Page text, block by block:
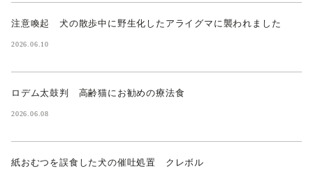
注意喚起 犬の散歩中に野生化したアライグマに襲われました
2026.06.10
ロデム太鼓判 高齢猫にお勧めの療法食
2026.06.08
紙おむつを誤食した犬の催吐処置 クレボル